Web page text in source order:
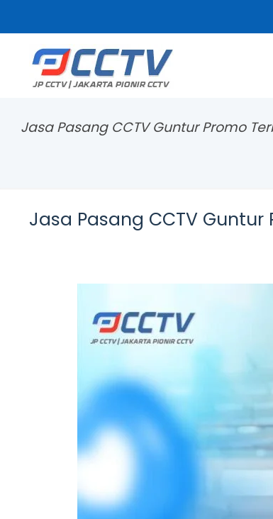
Jasa Pasang CCTV Guntur Promo
Jasa Pasang CCTV